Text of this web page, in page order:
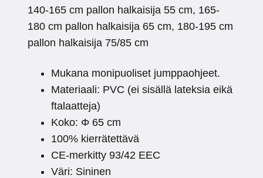
140-165 cm pallon halkaisija 55 cm, 165-
180 cm pallon halkaisija 65 cm, 180-195 cm
pallon halkaisija 75/85 cm
Mukana monipuoliset jumppaohjeet.
Materiaali: PVC (ei sisällä lateksia eikä
ftalaatteja)
Koko: Φ 65 cm
100% kierrätettävä
CE-merkitty 93/42 EEC
Väri: Sininen